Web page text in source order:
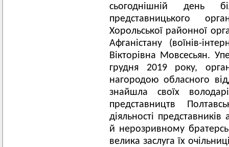
сьогоднішній день
представницького
Хорольської районної
Афганістану (воїнів-
Вікторівна Мовсесьян.
грудня 2019 року,
нагородою обласного
знайшла своїх
представництв
діяльності представників
й нерозривному
велика заслуга їх